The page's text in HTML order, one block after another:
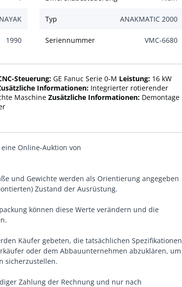
Typ ANAKMATIC 2000
1990 Seriennummer VMC-6680
Steuerung: GE Fanuc Serie 0-M Leistung: 16 kW
Informationen: Integrierter rotierender
Maschine Zusätzliche Informationen: Demontage
Online-Auktion von
und Gewichte werden als Orientierung angegeben
Zustand der Ausrüstung.
können diese Werte verändern und die
Käufer gebeten, die tatsächlichen Spezifikationen
oder dem Abbauunternehmen abzuklären, um
sicherzustellen.
Zahlung der Rechnung und nur nach